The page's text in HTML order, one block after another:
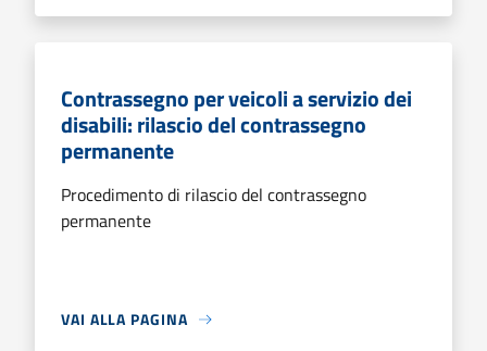
Contrassegno per veicoli a servizio dei
disabili: rilascio del contrassegno
permanente
Procedimento di rilascio del contrassegno
permanente
VAI ALLA PAGINA